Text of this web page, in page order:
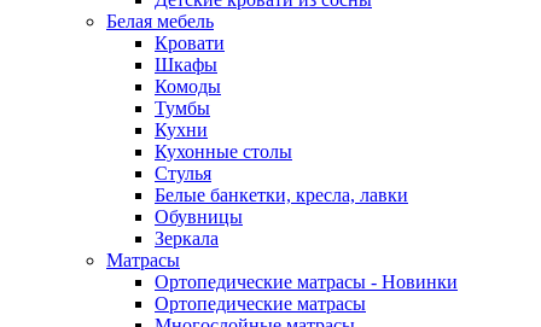
Белая мебель
Кровати
Шкафы
Комоды
Тумбы
Кухни
Кухонные столы
Стулья
Белые банкетки, кресла, лавки
Обувницы
Зеркала
Матрасы
Ортопедические матрасы - Новинки
Ортопедические матрасы